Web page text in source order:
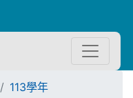
113學年